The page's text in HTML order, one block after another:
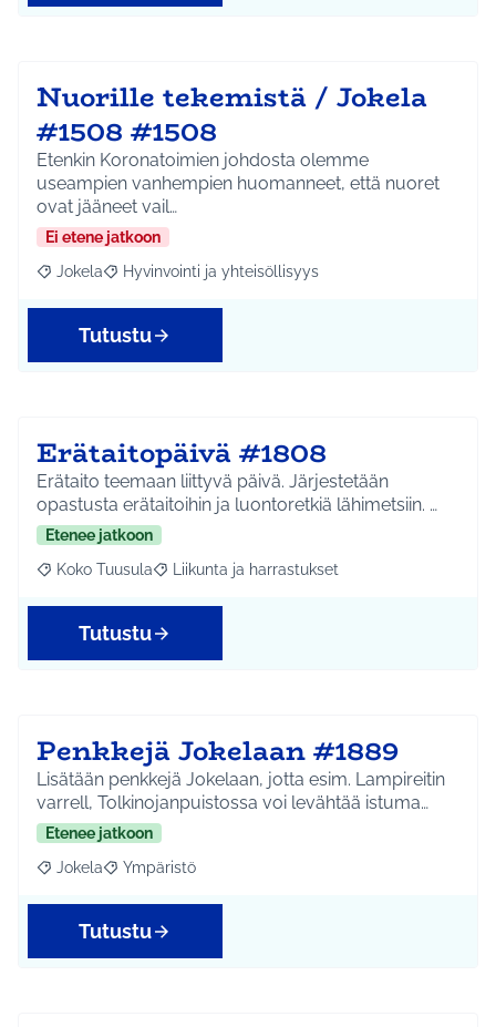
Nuorille tekemistä / Jokela
#1508 #1508
Etenkin Koronatoimien johdosta olemme
useampien vanhempien huomanneet, että nuoret
ovat jääneet vail…
Ei etene jatkoon
Rajaa tulokset aihepiirin mukaan: Jokela
Jokela Rajaa tulokset teeman mukaan: Hyvinvointi ja
Hyvinvointi ja yhteisöllisyys
Tutustu
Erätaitopäivä #1808
Erätaito teemaan liittyvä päivä. Järjestetään
opastusta erätaitoihin ja luontoretkiä lähimetsiin. …
Etenee jatkoon
Rajaa tulokset aihepiirin mukaan: Koko Tuusula
Koko Tuusula Rajaa tulokset teeman mukaan: Liikunta ja
Liikunta ja harrastukset
Tutustu
Penkkejä Jokelaan #1889
Lisätään penkkejä Jokelaan, jotta esim. Lampireitin
varrell, Tolkinojanpuistossa voi levähtää istuma…
Etenee jatkoon
Rajaa tulokset aihepiirin mukaan: Jokela
Jokela Rajaa tulokset teeman mukaan: Ympäristö
Ympäristö
Tutustu